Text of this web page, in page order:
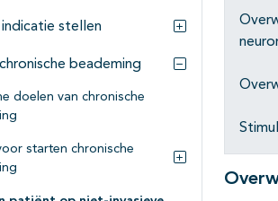
indicatie stellen
Subpagina's
beademing
Subpagina's
doelen van chronische
starten chronische
Subpagina's